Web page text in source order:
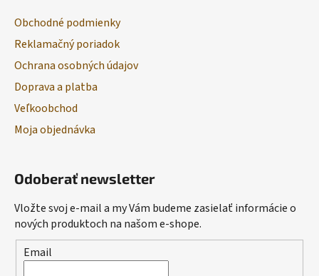
Obchodné podmienky
Reklamačný poriadok
Ochrana osobných údajov
Doprava a platba
Veľkoobchod
Moja objednávka
Odoberať newsletter
Vložte svoj e-mail a my Vám budeme zasielať informácie o
nových produktoch na našom e-shope.
Email